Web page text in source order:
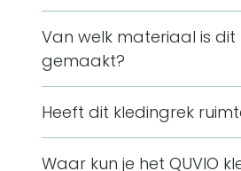
het een brede hangruimte
Van welk materiaal is
gemaakt?
ontwerp sluit aan bij een
Heeft dit kledingrek
Waar kun je het QUVIO